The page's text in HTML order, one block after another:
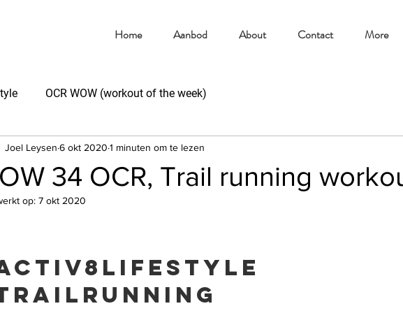
Home Aanbod About Contact More
OCR WOW (workout of the week)
34 OCR, Trail running
Joel Leysen 6 okt 2020 1 minuten om te lezen
op: 7 okt 2020